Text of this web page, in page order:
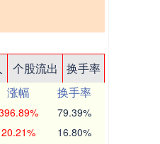
个股流出
换手率
涨幅
换手率
79.39%
20.21% 16.80%